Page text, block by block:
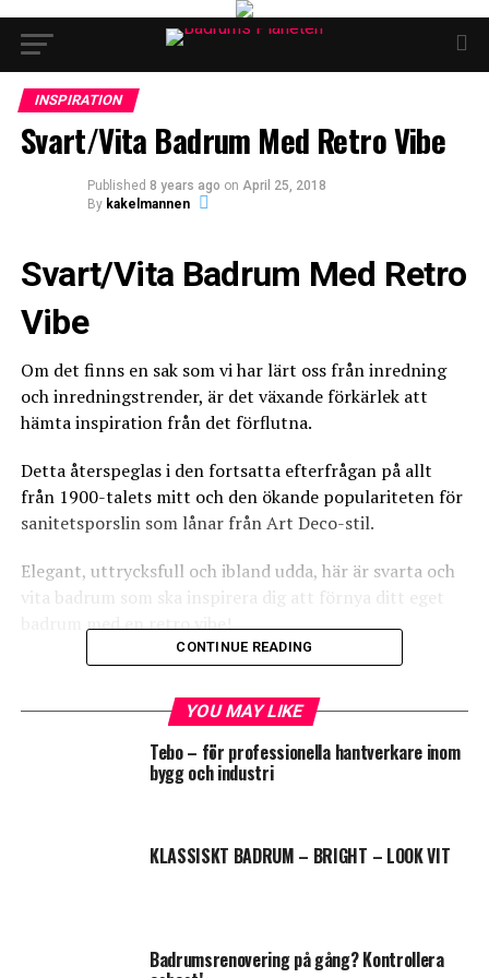
INSPIRATION
Svart/Vita Badrum Med Retro Vibe
Published 8 years ago on April 25, 2018
By kakelmannen
Svart/Vita Badrum Med Retro
Vibe
Om det finns en sak som vi har lärt oss från inredning
och inredningstrender, är det växande förkärlek att
hämta inspiration från det förflutna.
Detta återspeglas i den fortsatta efterfrågan på allt
från 1900-talets mitt och den ökande populariteten för
sanitetsporslin som lånar från Art Deco-stil.
Elegant, uttrycksfull och ibland udda, här är svarta och
vita badrum som ska inspirera dig att förnya ditt eget
badrum med en retro vibe!
CONTINUE READING
YOU MAY LIKE
Tebo – för professionella hantverkare inom
bygg och industri
KLASSISKT BADRUM – BRIGHT – LOOK VIT
Badrumsrenovering på gång? Kontrollera